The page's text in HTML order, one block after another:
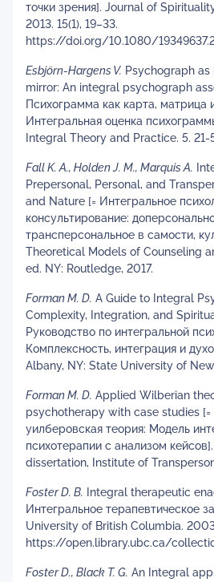
точки зрения]. Journal of
2013. 15(1), 19–33.
https://doi.org/10.1080/
Esbjörn-Hargens V. Psychograph as
mirror: An integral psychograph
Психограмма как карта, матрица
Интегральная оценка
Integral Theory and Practice. 5. 21-
Fall K. A., Holden J. M., Marquis A.
Prepersonal, Personal, and
and Nature [= Интегральное
консультирование:
трансперсональное в самости,
Theoretical Models of Counseling
ed. NY: Routledge, 2017.
Forman M. D. A Guide to Integral
Complexity, Integration, and
Руководство по интегральной
Комплексность, интеграция и
Albany, NY: State University of
Forman M. D. Applied Wilberian
psychotherapy with case studies [=
уилберовская теория: Модель
психотерапии с анализом
dissertation, Institute of
Foster D. B. Integral therapeutic
Интегральное терапевтическое
University of British Columbia.
https://open.library.ubc.ca/
Foster D., Black T. G. An Integral